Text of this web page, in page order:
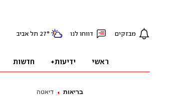
בריאות דיאטה